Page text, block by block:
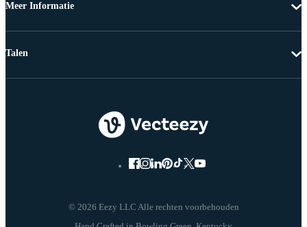
Meer Informatie
© 2026 Eezy LLC Alle rechten voorbehouden
Talen